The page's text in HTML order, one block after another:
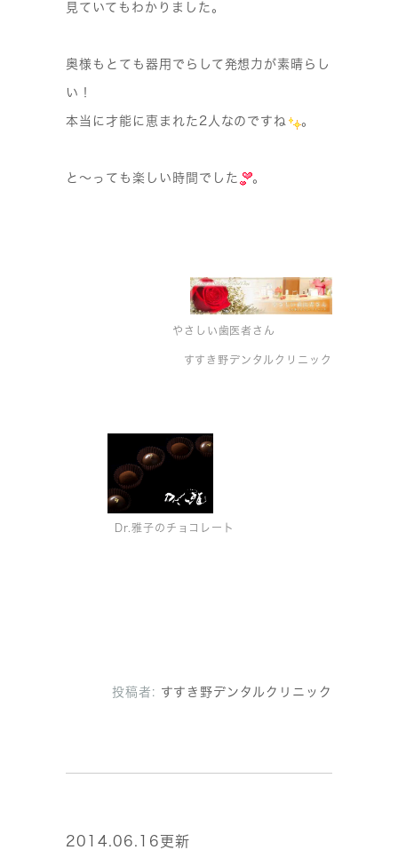
見ていてもわかりました。
奥様もとても器用でらして発想力が素晴らし
い！
本当に才能に恵まれた2人なのですね 。
と〜っても楽しい時間でした 。
やさしい歯医者さん
すすき野デンタルクリニック
Dr.雅子のチョコレート
投稿者: すすき野デンタルクリニック
2014.06.16更新